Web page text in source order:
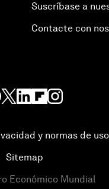
Suscríbase a
Contacte con
y normas de uso
Sitemap
Económico Mundial